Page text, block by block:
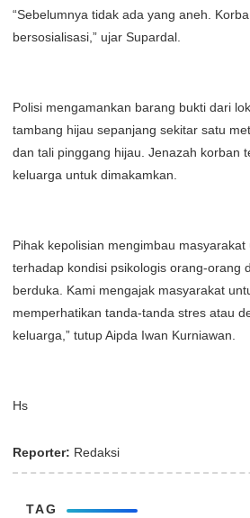
“Sebelumnya tidak ada yang aneh.
bersosialisasi,” ujar Supardal.
Polisi mengamankan barang bukti dari
tambang hijau sepanjang sekitar satu
dan tali pinggang hijau. Jenazah korban
keluarga untuk dimakamkan.
Pihak kepolisian mengimbau
terhadap kondisi psikologis orang-orang
berduka. Kami mengajak masyarakat
memperhatikan tanda-tanda stres atau
keluarga,” tutup Aipda Iwan Kurniawan.
Hs
Reporter: Redaksi
TAG